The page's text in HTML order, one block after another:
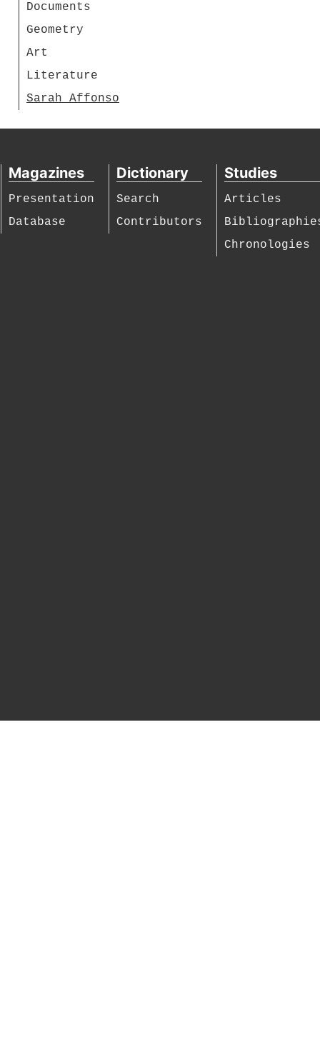
Documents
Geometry
Art
Literature
Sarah Affonso
Magazines
Presentation
Database
Dictionary
Search
Contributors
Studies
Articles
Chronologies